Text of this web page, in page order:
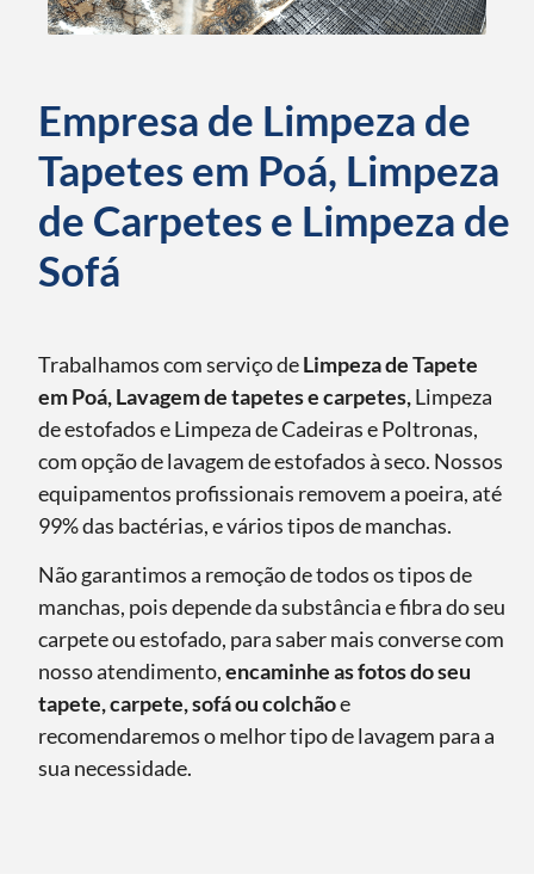
Empresa de Limpeza de
Tapetes em Poá, Limpeza
de Carpetes e Limpeza de
Sofá
Trabalhamos com serviço deLimpeza de Tapete
em Poá, Lavagem de tapetes e carpetes,Limpeza
de estofados e Limpeza de Cadeiras e Poltronas,
com opção de lavagem de estofados à seco. Nossos
equipamentos profissionais removem a poeira, até
99% das bactérias, e vários tipos de manchas.
Não garantimos a remoção de todos os tipos de
manchas, pois depende da substância e fibra do seu
carpete ou estofado, para saber mais converse com
nosso atendimento,encaminhe as fotos do seu
tapete, carpete, sofá ou colchãoe
recomendaremos o melhor tipo de lavagem para a
sua necessidade.